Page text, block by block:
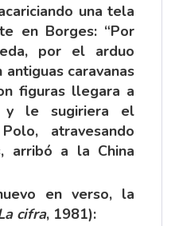
una tela
en Borges: “Por
por el arduo
caravanas
figuras llegara a
y le sugiriera el
atravesando
arribó a la China
en verso, la
cifra, 1981):